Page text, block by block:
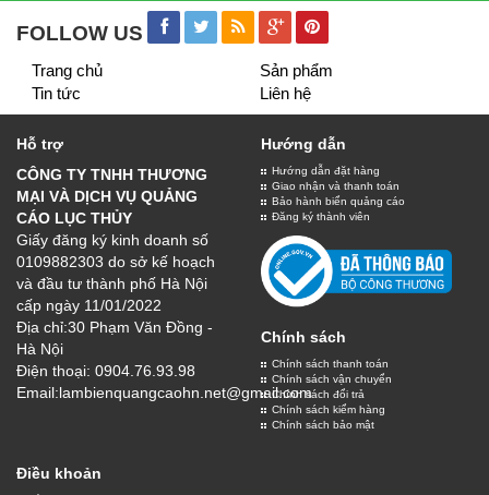
BIỂN QUẢNG CÁO
Chất lượng
Số 30 Phạm Văn Đồng, Hà Nội